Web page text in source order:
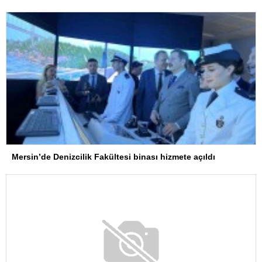
Mersin’de Denizcilik Fakültesi binası hizmete açıldı